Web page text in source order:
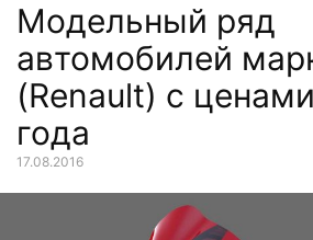
Модельный ряд
автомобилей
(Renault) с
года
17.08.2016